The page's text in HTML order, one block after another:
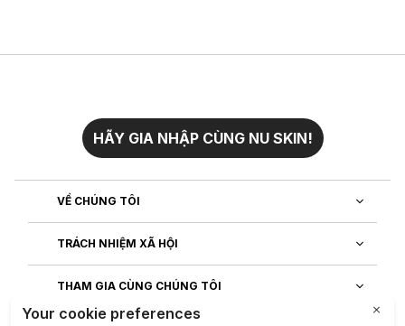
HÃY GIA NHẬP CÙNG NU SKIN!
VỀ CHÚNG TÔI
TRÁCH NHIỆM XÃ HỘI
THAM GIA CÙNG CHÚNG TÔI